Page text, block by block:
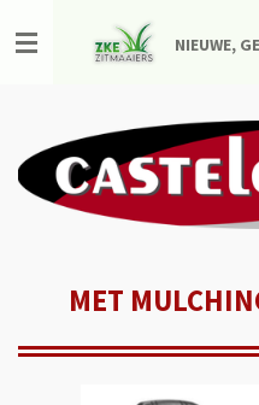
direct
hoofdinhoud
NIEUWE,
MET